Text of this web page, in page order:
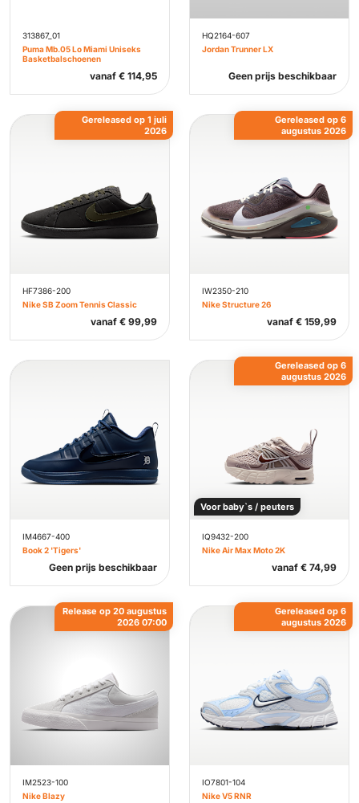
313867_01
Puma Mb.05 Lo Miami Uniseks
Basketbalschoenen
vanaf € 114,95
HQ2164-607
Jordan Trunner LX
Geen prijs beschikbaar
HF7386-200
Nike SB Zoom Tennis Classic
vanaf € 99,99
Gereleased op 1 juli
2026
IW2350-210
Nike Structure 26
vanaf € 159,99
Gereleased op 6
augustus 2026
IM4667-400
Book 2 'Tigers'
Geen prijs beschikbaar
Voor baby`s / peuters
IQ9432-200
Nike Air Max Moto 2K
vanaf € 74,99
Gereleased op 6
augustus 2026
IM2523-100
Nike Blazy
Release op 20 augustus
2026 07:00
IO7801-104
Nike V5 RNR
Gereleased op 6
augustus 2026